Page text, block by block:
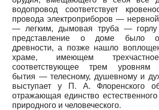
водопровод соответствует
провода электроприборов —
— легким, дымовая труба —
представление о доме было
древности, а позже нашло
храме, имеющем
соответствующее трем уровням
бытия — телесному, душевному и
выступает у П. А. Флоренского
отражающая единство естественного
природного и человеческого.